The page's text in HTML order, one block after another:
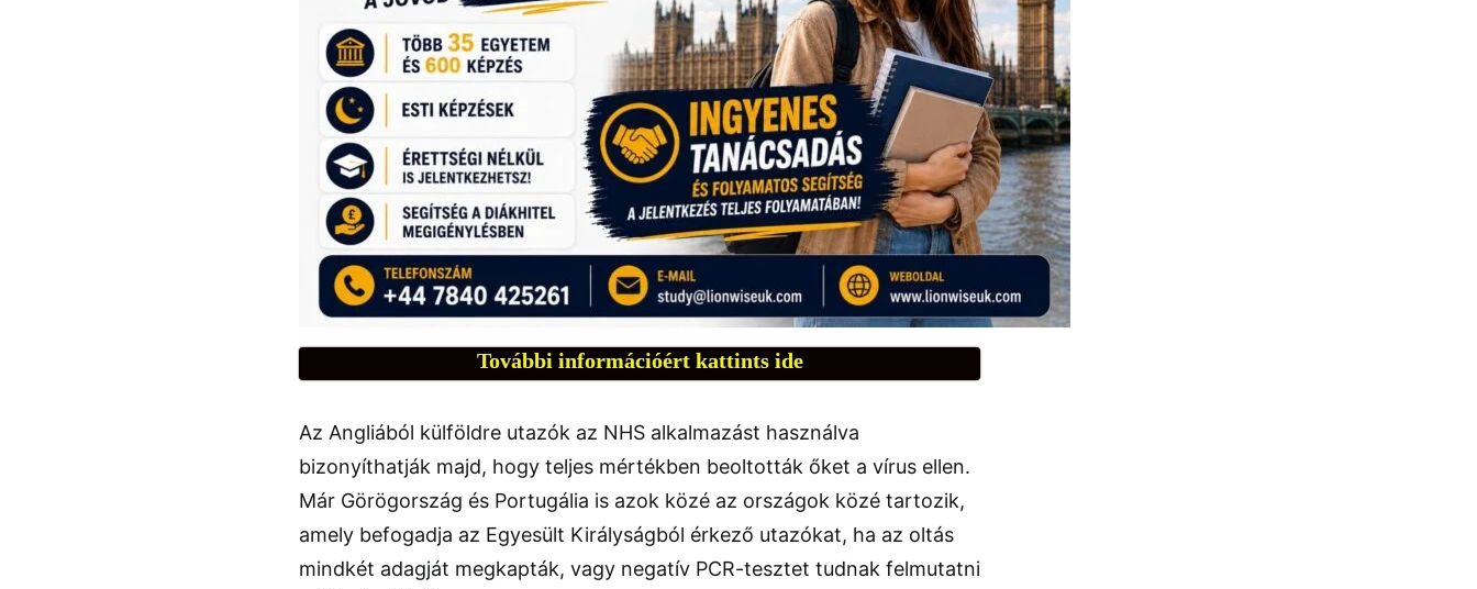
További információért kattints ide
Az Angliából külföldre utazók az NHS alkalmazást használva
bizonyíthatják majd, hogy teljes mértékben beoltották őket a vírus ellen.
Már Görögország és Portugália is azok közé az országok közé tartozik,
amely befogadja az Egyesült Királyságból érkező utazókat, ha az oltás
mindkét adagját megkapták, vagy negatív PCR-tesztet tudnak felmutatni